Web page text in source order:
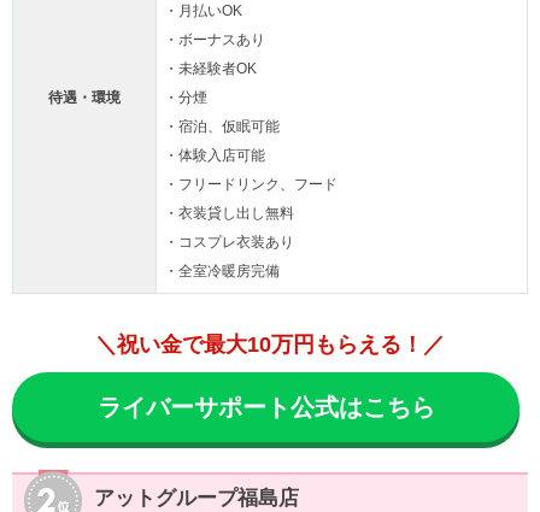
待遇・環境
・月払いOK
・ボーナスあり
・未経験者OK
・分煙
・宿泊、仮眠可能
・体験入店可能
・フリードリンク、フード
・衣装貸し出し無料
・コスプレ衣装あり
・全室冷暖房完備
＼祝い金で最大10万円もらえる！／
ライバーサポート公式はこちら
アットグループ福島店